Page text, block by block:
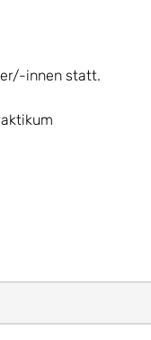
innen statt.